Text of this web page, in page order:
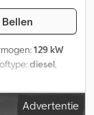
Bellen
129 kW
diesel,
,
Advertentie